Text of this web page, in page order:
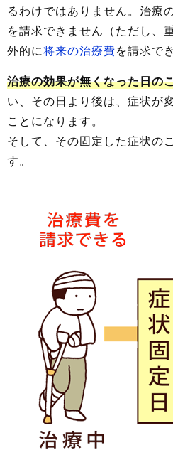
るわけではありません。治療
を請求できません（ただし、
外的に将来の治療費を請求で
治療の効果が無くなった日の
い、その日より後は、症状が
ことになります。
そして、その固定した症状の
す。